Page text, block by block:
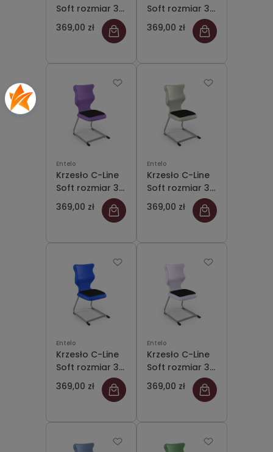
Soft rozmiar 3
siedzisko
czarny/stelaż
369,00 zł
Soft rozmiar 3
siedzisko
czerwony/stelaż
369,00 zł
Entelo
Krzesło C-Line
Soft rozmiar 3
siedzisko
fioletowy/stelaż
369,00 zł
Entelo
Krzesło C-Line
Soft rozmiar 3
siedzisko jasny
szary/stelaż
369,00 zł
Entelo
Krzesło C-Line
Soft rozmiar 3
siedzisko
niebieski/stelaż
369,00 zł
Entelo
Krzesło C-Line
Soft rozmiar 3
siedzisko
pastelowy
fioletowy/stelaż
szary
369,00 zł